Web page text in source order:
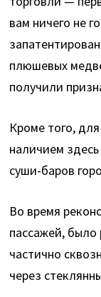
вам ничего не
плюшевых
получили
Кроме того,
наличием
суши-баров
Во время
пассажей, было
частично
через